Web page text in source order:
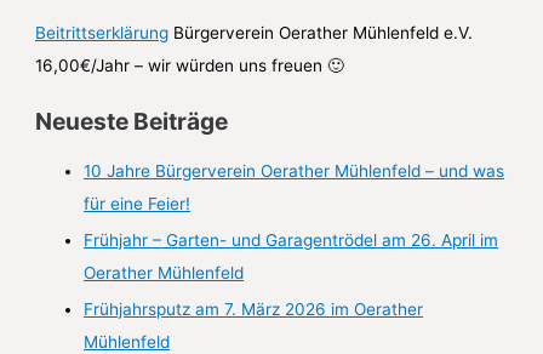
n
Beitrittserklärung Bürgerverein Oerather Mühlenfeld e.V.
16,00€/Jahr – wir würden uns freuen 🙂
Neueste Beiträge
10 Jahre Bürgerverein Oerather Mühlenfeld – und was
für eine Feier!
Frühjahr – Garten- und Garagentrödel am 26. April im
Oerather Mühlenfeld
Frühjahrsputz am 7. März 2026 im Oerather
Mühlenfeld